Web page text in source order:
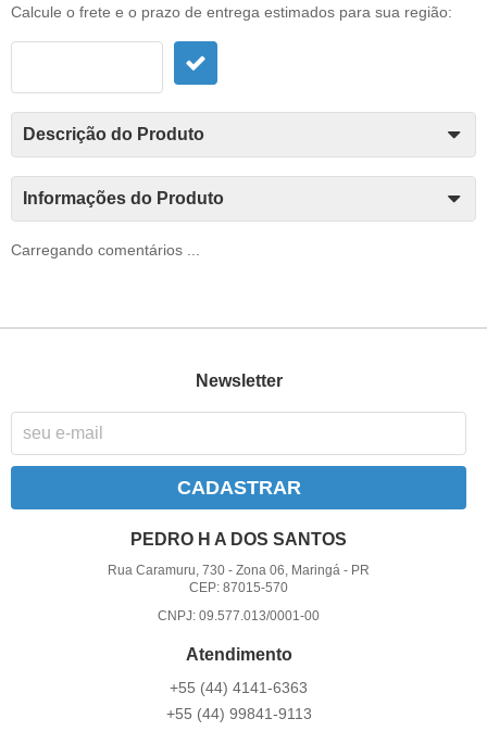
Calcule o frete e o prazo de entrega estimados para sua região:
Descrição do Produto
Informações do Produto
Carregando comentários ...
Newsletter
CADASTRAR
PEDRO H A DOS SANTOS
Rua Caramuru, 730 -Zona 06, Maringá - PR
CEP: 87015-570
CNPJ: 09.577.013/0001-00
Atendimento
+55 (44) 4141-6363
+55 (44) 99841-9113